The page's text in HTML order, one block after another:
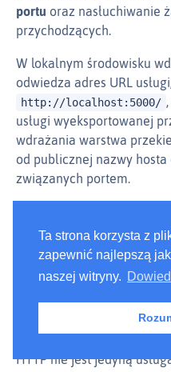
Ta strona korzysta z
zapewnić najlepszą
naszej witryny.
portu oraz nasłuchiwanie
przychodzących.
W lokalnym środowisku
odwiedza adres URL
http://localhost:5000/
usługi wyeksportowanej
wdrażania warstwa
od publicznej nazwy
związanych portem.
Zazwyczaj czynność ta
deklaracji zależności w
sieciowego do aplikacji,
dla Ruby, albo Jetty dla
JVM. Dzieje się to
czyli wewnątrz kodu
wykonawczym wiąże port
HTTP nie jest jedyną